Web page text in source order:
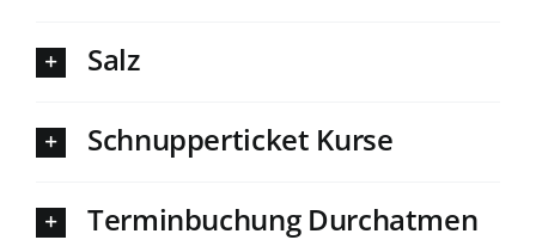
Salz
Schnupperticket Kurse
Terminbuchung Durchatmen